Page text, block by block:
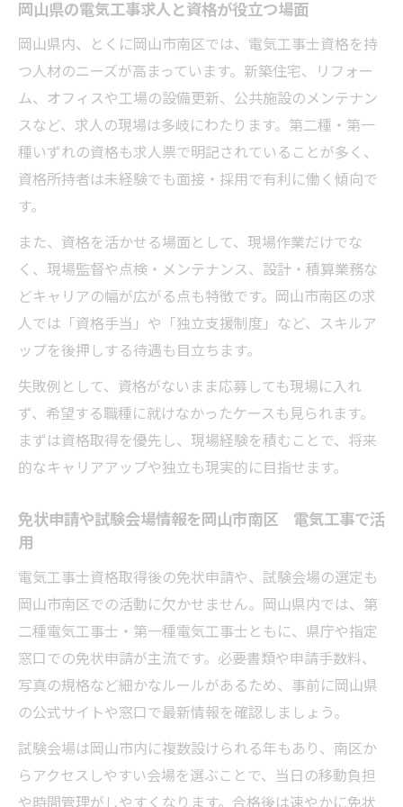
岡山県の電気工事求人と資格が役立つ場面
岡山県内、とくに岡山市南区では、電気工事士資格を持
つ人材のニーズが高まっています。新築住宅、リフォー
ム、オフィスや工場の設備更新、公共施設のメンテナン
スなど、求人の現場は多岐にわたります。第二種・第一
種いずれの資格も求人票で明記されていることが多く、
資格所持者は未経験でも面接・採用で有利に働く傾向で
す。
また、資格を活かせる場面として、現場作業だけでな
く、現場監督や点検・メンテナンス、設計・積算業務な
どキャリアの幅が広がる点も特徴です。岡山市南区の求
人では「資格手当」や「独立支援制度」など、スキルア
ップを後押しする待遇も目立ちます。
失敗例として、資格がないまま応募しても現場に入れ
ず、希望する職種に就けなかったケースも見られます。
まずは資格取得を優先し、現場経験を積むことで、将来
的なキャリアアップや独立も現実的に目指せます。
免状申請や試験会場情報を岡山市南区 電気工事で活
用
電気工事士資格取得後の免状申請や、試験会場の選定も
岡山市南区での活動に欠かせません。岡山県内では、第
二種電気工事士・第一種電気工事士ともに、県庁や指定
窓口での免状申請が主流です。必要書類や申請手数料、
写真の規格など細かなルールがあるため、事前に岡山県
の公式サイトや窓口で最新情報を確認しましょう。
試験会場は岡山市内に複数設けられる年もあり、南区か
らアクセスしやすい会場を選ぶことで、当日の移動負担
や時間管理がしやすくなります。合格後は速やかに免状